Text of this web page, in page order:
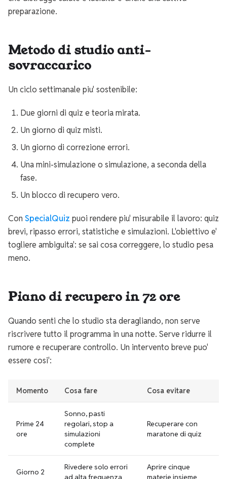
preparazione.
Metodo di studio anti-
sovraccarico
Un ciclo settimanale piu' sostenibile:
Due giorni di quiz e teoria mirata.
Un giorno di quiz misti.
Un giorno di correzione errori.
Una mini-simulazione o simulazione, a seconda della
fase.
Un blocco di recupero vero.
Con SpecialQuiz puoi rendere piu' misurabile il lavoro: quiz
brevi, ripasso errori, statistiche e simulazioni. L'obiettivo e'
togliere ambiguita': se sai cosa correggere, lo studio pesa
meno.
Piano di recupero in 72 ore
Quando senti che lo studio sta deragliando, non serve
riscrivere tutto il programma in una notte. Serve ridurre il
rumore e recuperare controllo. Un intervento breve puo'
essere cosi':
Momento Cosa fare Cosa evitare
Prime 24
ore
Sonno, pasti
regolari, stop a
simulazioni
complete
Recuperare con
maratone di quiz
Giorno 2
Rivedere solo errori
ad alta frequenza
Aprire cinque
materie insieme